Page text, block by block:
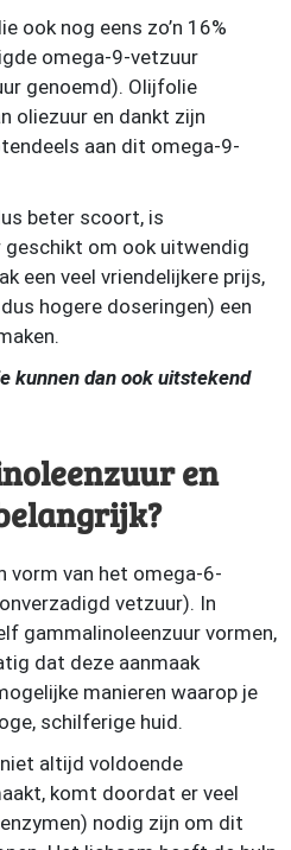
ook nog eens zo’n 16%
omega-9-vetzuur
genoemd). Olijfolie
oliezuur en dankt zijn
aan dit omega-9-
beter scoort, is
om ook uitwendig
een veel vriendelijkere prijs,
hogere doseringen) een
kunnen dan ook uitstekend
en
vorm van het omega-6-
vetzuur). In
gammalinoleenzuur vormen,
dat deze aanmaak
manieren waarop je
schilferige huid.
altijd voldoende
komt doordat er veel
nodig zijn om dit